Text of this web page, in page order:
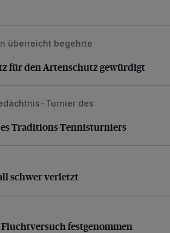
den Artenschutz gewürdigt
überreicht begehrte
für den Artenschutz gewürdigt
Traditions-Tennisturniers
Turnier des
Traditions-Tennisturniers
schwer verletzt
schwer verletzt
festgenommen
festgenommen